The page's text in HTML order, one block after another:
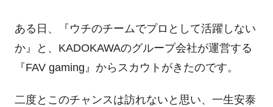
ある日、『ウチのチームでプロとして活躍しない
か』と、KADOKAWAのグループ会社が運営する
『FAV gaming』からスカウトがきたのです。
二度とこのチャンスは訪れないと思い、一生安泰